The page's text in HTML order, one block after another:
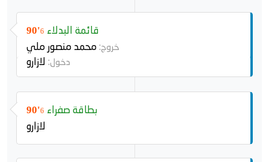
90'6 قائمة البدلاء
خروج: محمد منصور ملي
دخول: لازارو
90'6 بطاقة صفراء
لازارو